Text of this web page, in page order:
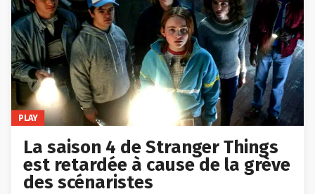
PLAY
La saison 4 de Stranger Things
est retardée à cause de la grève
des scénaristes